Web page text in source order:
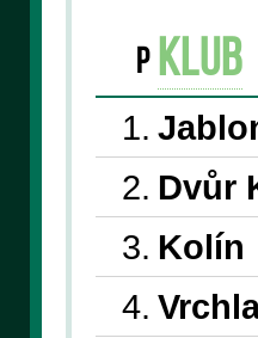
P klub
1.
2. Dvůr
3. Kolín
4.